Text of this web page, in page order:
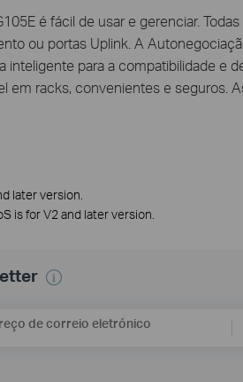
é fácil de usar e gerenciar.
ou portas Uplink. A
inteligente para a compatibilidade e
em racks, convenientes e seguros.
later version.
is for V2 and later version.
de correio eletrónico